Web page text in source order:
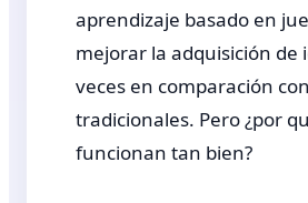
aprendizaje basado en
mejorar la adquisición de
veces en comparación
tradicionales. Pero ¿por
funcionan tan bien?